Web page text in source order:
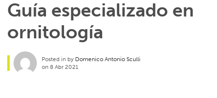
Guía especializado en
ornitología
Posted in by Domenico Antonio Sculli
on 8 Abr 2021